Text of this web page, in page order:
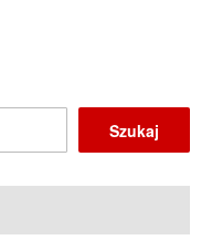
Szukaj